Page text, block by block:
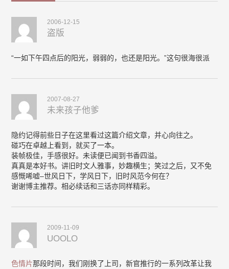
2006-12-15
盗版
“一如下午四点后的阳光，弱弱的，也还是阳光。”这句很海很派
2007-08-27
未来孩子他爹
隐约记得前些日子在这里看过这篇介绍文章，并心向往之。
碰巧在卓越上看到，就买了一本。
装帧极佳，手感很好。未读便已闻到书香四溢。
真真是本好书。讲旧时文人雅事，妙趣横生；笑过之后，又不免
感慨唏嘘–世风日下，学风日下，旧时风范今何在？
谢谢博主推荐。相必续话和三话亦同样精彩。
2009-11-09
UOOLO
色情片那段时间，我们刚换了上司，新官推行的一系列改革让我